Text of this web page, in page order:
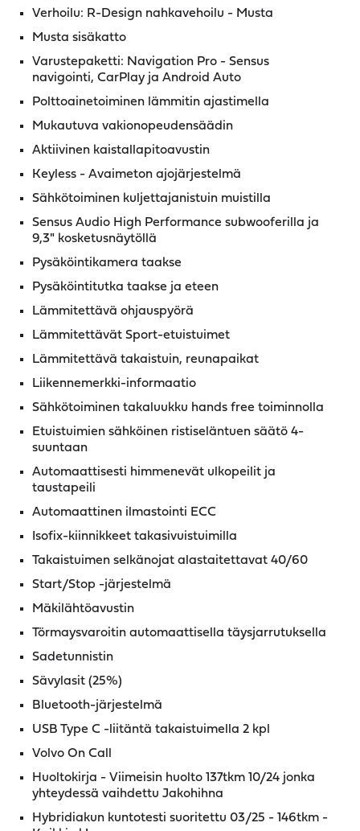
Verhoilu: R-Design nahkavehoilu - Musta
Musta sisäkatto
Varustepaketti: Navigation Pro - Sensus
navigointi, CarPlay ja Android Auto
Polttoainetoiminen lämmitin ajastimella
Mukautuva vakionopeudensäädin
Aktiivinen kaistallapitoavustin
Keyless - Avaimeton ajojärjestelmä
Sähkötoiminen kuljettajanistuin muistilla
Sensus Audio High Performance subwooferilla ja
9,3" kosketusnäytöllä
Pysäköintikamera taakse
Pysäköintitutka taakse ja eteen
Lämmitettävä ohjauspyörä
Lämmitettävät Sport-etuistuimet
Lämmitettävä takaistuin, reunapaikat
Liikennemerkki-informaatio
Sähkötoiminen takaluukku hands free toiminnolla
Etuistuimien sähköinen ristiseläntuen säätö 4-
suuntaan
Automaattisesti himmenevät ulkopeilit ja
taustapeili
Automaattinen ilmastointi ECC
Isofix-kiinnikkeet takasivuistuimilla
Takaistuimen selkänojat alastaitettavat 40/60
Start/Stop -järjestelmä
Mäkilähtöavustin
Törmaysvaroitin automaattisella täysjarrutuksella
Sadetunnistin
Sävylasit (25%)
Bluetooth-järjestelmä
USB Type C -liitäntä takaistuimella 2 kpl
Volvo On Call
Huoltokirja - Viimeisin huolto 137tkm 10/24 jonka
yhteydessä vaihdettu Jakohihna
Hybridiakun kuntotesti suoritettu 03/25 - 146tkm -